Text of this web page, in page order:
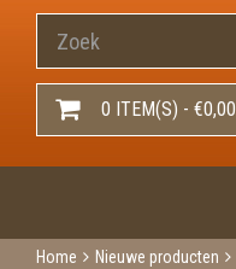
0 ITEM(S) - €0,00
Home Nieuwe producten